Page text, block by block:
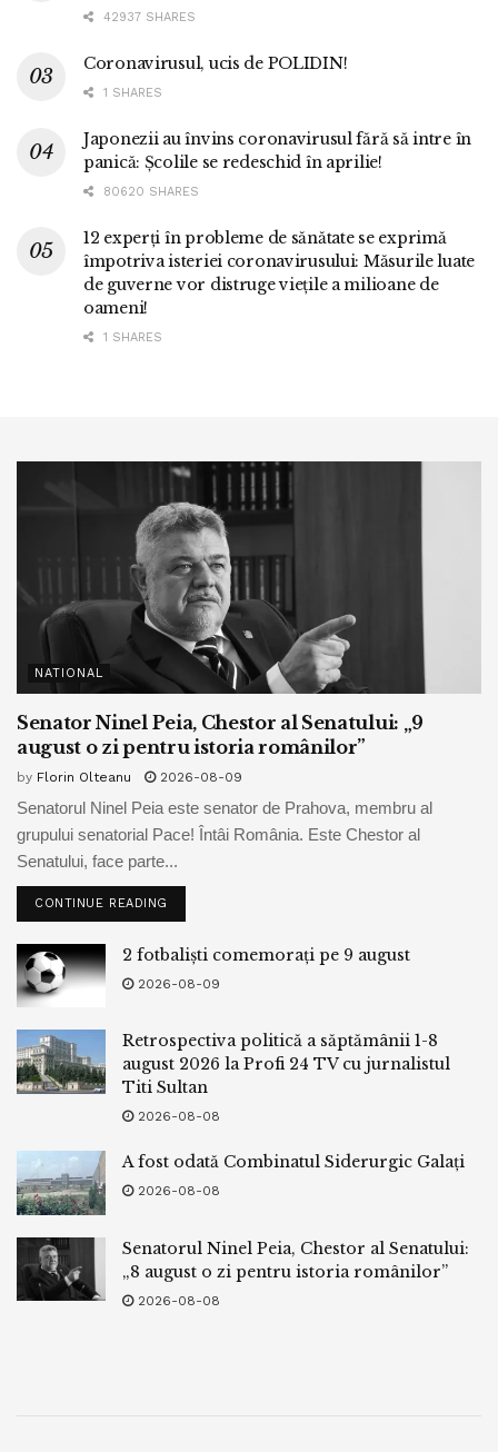
42937 SHARES
Coronavirusul, ucis de POLIDIN!
1 SHARES
Japonezii au învins coronavirusul fără să intre în
panică: Școlile se redeschid în aprilie!
80620 SHARES
12 experți în probleme de sănătate se exprimă
împotriva isteriei coronavirusului: Măsurile luate
de guverne vor distruge viețile a milioane de
oameni!
1 SHARES
NATIONAL
Senator Ninel Peia, Chestor al Senatului: „9
august o zi pentru istoria românilor”
by Florin Olteanu 2026-08-09
Senatorul Ninel Peia este senator de Prahova, membru al
grupului senatorial Pace! Întâi România. Este Chestor al
Senatului, face parte...
CONTINUE READING
2 fotbaliști comemorați pe 9 august
2026-08-09
Retrospectiva politică a săptămânii 1-8
august 2026 la Profi 24 TV cu jurnalistul
Titi Sultan
2026-08-08
A fost odată Combinatul Siderurgic Galați
2026-08-08
Senatorul Ninel Peia, Chestor al Senatului:
„8 august o zi pentru istoria românilor”
2026-08-08